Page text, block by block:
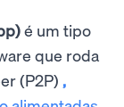
é um tipo
que roda
(P2P) ,